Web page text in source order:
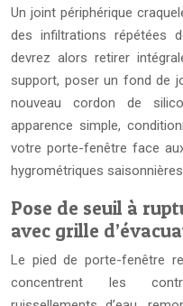
Un joint périphérique
des infiltrations répétées
devrez alors retirer
support, poser un fond de
nouveau cordon de
apparence simple,
votre porte-fenêtre face
hygrométriques saisonnières.
Pose de seuil à
avec grille
Le pied de porte-fenêtre
concentrent les